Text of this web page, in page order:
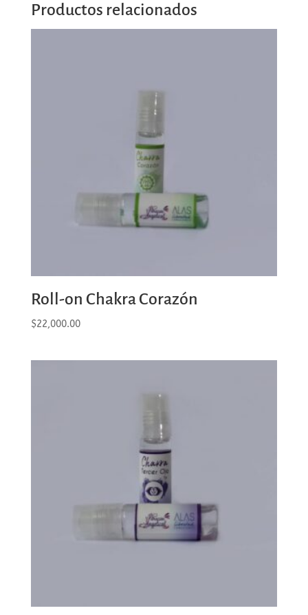
Productos relacionados
Roll-on Chakra Corazón
$22,000.00